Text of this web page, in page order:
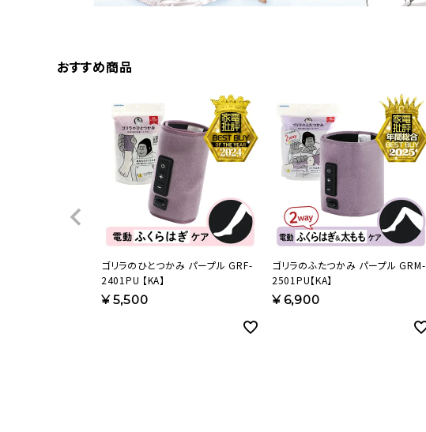
おすすめ商品
ゴリラのひとつかみ パープル GRF-
2401PU 【KA】
¥5,500
ゴリラのふたつかみ パープル GRM-
2501PU【KA】
¥6,900